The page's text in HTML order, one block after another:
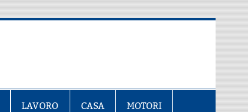
LAVORO CASA MOTORI